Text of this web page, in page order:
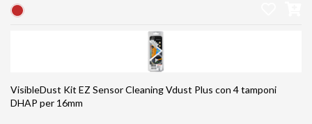
VisibleDust Kit EZ Sensor Cleaning Vdust Plus con 4 tamponi
DHAP per 16mm